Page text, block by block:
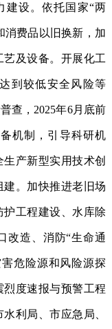
建设。依托国家“两
消费品以旧换新，加
及设备。 开展化工
到较低安全风险等
查， 2025年6月底前
机制，引导科研机
产新型实用技术创
。加快推进老旧场
工程建设、水库除
改造、消防“生命通
危险源和风险源探
度速报与预警工程
利局、市应急局、